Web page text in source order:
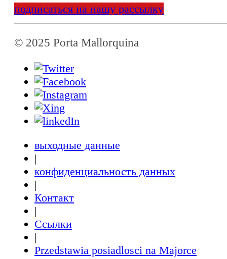
подписаться на нашу рассылку
© 2025 Porta Mallorquina
выходные данные
|
конфиденциальность данных
|
Контакт
|
Ссылки
|
Przedstawia posiadlosci na Majorce